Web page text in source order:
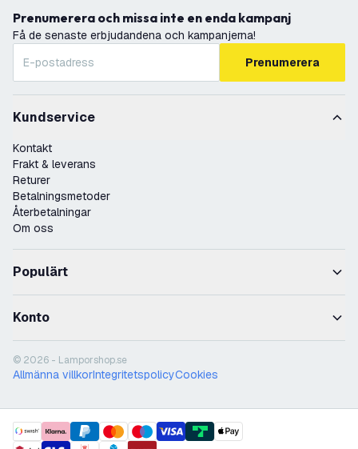
Prenumerera och missa inte en enda kampanj
Få de senaste erbjudandena och kampanjerna!
Prenumerera
Kundservice
Kontakt
Frakt & leverans
Returer
Betalningsmetoder
Återbetalningar
Om oss
Populärt
Konto
© 2026 - Lamporshop.se
Allmänna villkorIntegritetspolicyCookies
payment methods